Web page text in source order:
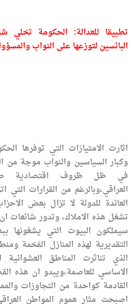
تطبيقا للعدالة: الحكومة تخلي
البائسين لتوزعها على النواب
اثارت الامتيازات التي توفرها
وكبار السياسين والنواب موجة من
في ظل ظروف اقتصادية
العراقي،وبالرغم من القرارات
العائدة للدولة لا تزال بعض
تشغل هذه الاملاك، وتدور شائعات
سيملكون البيوت التي يشغونها
التقديرية لهذه المنازل الفخمة
الذي تناثرت المناطق
الاساسي للعاصمة،ويبدو ان هذه
القادمة كواحدة من التجاوزات
اصبحت مثار هموم المواطن